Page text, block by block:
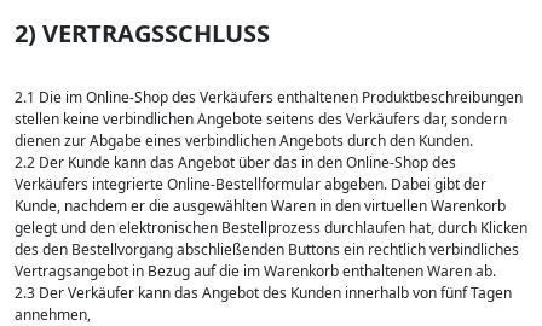
2) VERTRAGSSCHLUSS
2.1 Die im Online-Shop des Verkäufers enthaltenen Produktbeschreibungen
stellen keine verbindlichen Angebote seitens des Verkäufers dar, sondern
dienen zur Abgabe eines verbindlichen Angebots durch den Kunden.
2.2 Der Kunde kann das Angebot über das in den Online-Shop des
Verkäufers integrierte Online-Bestellformular abgeben. Dabei gibt der
Kunde, nachdem er die ausgewählten Waren in den virtuellen Warenkorb
gelegt und den elektronischen Bestellprozess durchlaufen hat, durch Klicken
des den Bestellvorgang abschließenden Buttons ein rechtlich verbindliches
Vertragsangebot in Bezug auf die im Warenkorb enthaltenen Waren ab.
2.3 Der Verkäufer kann das Angebot des Kunden innerhalb von fünf Tagen
annehmen,